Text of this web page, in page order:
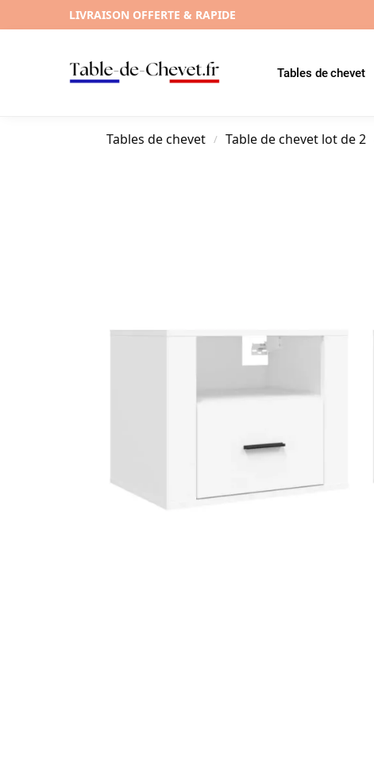
LIVRAISON OFFERTE & RAPIDE
Tables de chevet
Tables de chevet / Table de chevet lot de 2